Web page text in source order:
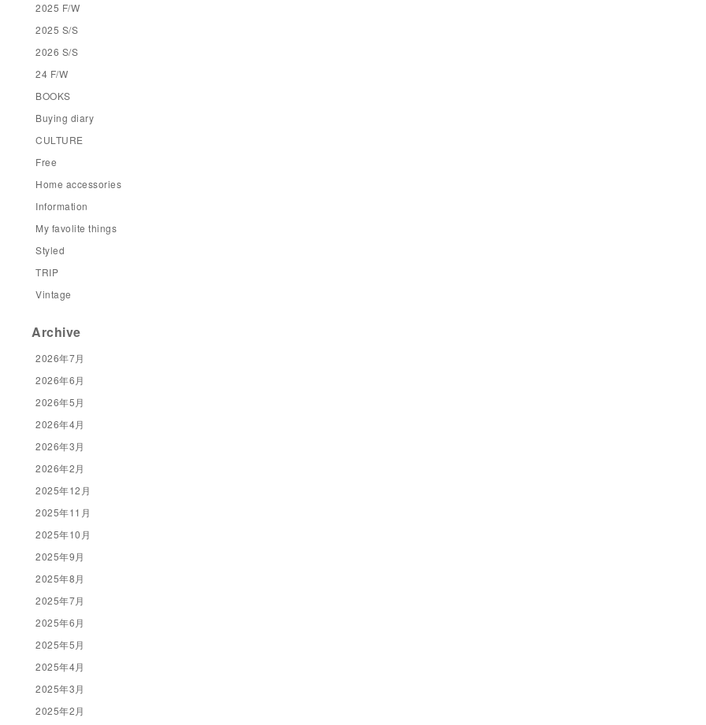
2025 F/W
2025 S/S
2026 S/S
24 F/W
BOOKS
Buying diary
CULTURE
Free
Home accessories
Information
My favolite things
Styled
TRIP
Vintage
Archive
2026年7月
2026年6月
2026年5月
2026年4月
2026年3月
2026年2月
2025年12月
2025年11月
2025年10月
2025年9月
2025年8月
2025年7月
2025年6月
2025年5月
2025年4月
2025年3月
2025年2月